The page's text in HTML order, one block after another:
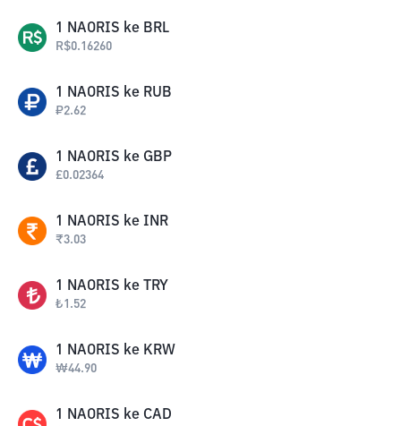
1 NAORIS ke BRL
R$0.16260
1 NAORIS ke RUB
₽2.62
1 NAORIS ke GBP
£0.02364
1 NAORIS ke INR
₹3.03
1 NAORIS ke TRY
₺1.52
1 NAORIS ke KRW
₩44.90
1 NAORIS ke CAD